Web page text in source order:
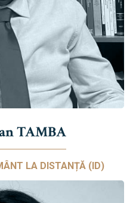
TAMBA
LA DISTANȚĂ (ID)